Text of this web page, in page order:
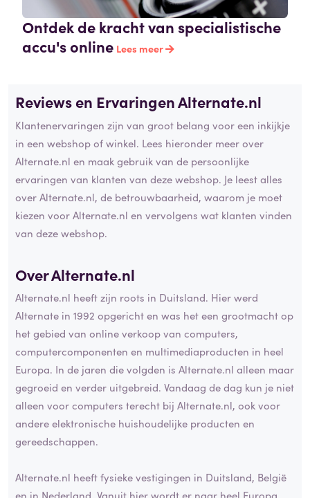
Ontdek de kracht van specialistische
accu's online Lees meer
Reviews en Ervaringen Alternate.nl
Klantenervaringen zijn van groot belang voor een inkijkje
in een webshop of winkel. Lees hieronder meer over
Alternate.nl en maak gebruik van de persoonlijke
ervaringen van klanten van deze webshop. Je leest alles
over Alternate.nl, de betrouwbaarheid, waarom je moet
kiezen voor Alternate.nl en vervolgens wat klanten vinden
van deze webshop.
Over Alternate.nl
Alternate.nl heeft zijn roots in Duitsland. Hier werd
Alternate in 1992 opgericht en was het een grootmacht op
het gebied van online verkoop van computers,
computercomponenten en multimediaproducten in heel
Europa. In de jaren die volgden is Alternate.nl alleen maar
gegroeid en verder uitgebreid. Vandaag de dag kun je niet
alleen voor computers terecht bij Alternate.nl, ook voor
andere elektronische huishoudelijke producten en
gereedschappen.
Alternate.nl heeft fysieke vestigingen in Duitsland, België